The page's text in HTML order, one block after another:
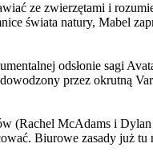
ze zwierzętami i
świata natury, Mabel
odsłonie sagi
przez okrutną
(Rachel McAdams i
Biurowe zasady już